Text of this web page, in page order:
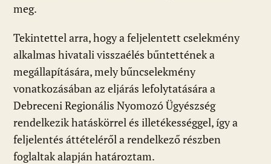
meg.
Tekintettel arra, hogy a feljelentett cselekmény
alkalmas hivatali visszaélés bűntettének a
megállapítására, mely bűncselekmény
vonatkozásában az eljárás lefolytatására a
Debreceni Regionális Nyomozó Ügyészség
rendelkezik hatáskörrel és illetékességgel, így a
feljelentés áttételéről a rendelkező részben
foglaltak alapján határoztam.